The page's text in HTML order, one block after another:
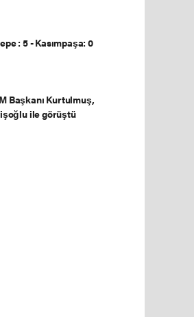
: 5 - Kasımpaşa: 0
Başkanı Kurtulmuş,
ile görüştü